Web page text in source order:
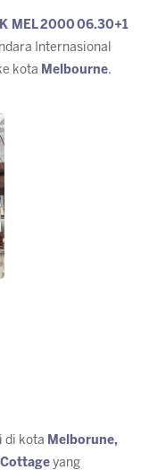
MEL 2000 06.30+1
Internasional
kota Melbourne.
di kota Melborune,
yang